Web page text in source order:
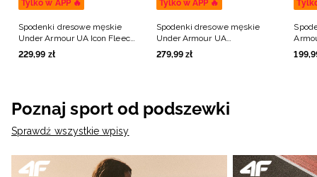
Tylko w APP 🔥
Spodenki dresowe męskie
Under Armour UA Icon Fleece
Short Taping - czarne
229,99 zł
Tylko w APP 🔥
Spodenki dresowe męskie
Under Armour UA
Unstoppable Flc Shorts - szare
279,99 zł 199,
Poznaj sport od podszewki
Sprawdź wszystkie wpisy